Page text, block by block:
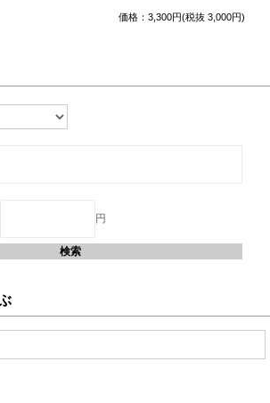
価格：3,300円(税抜 3,000円)
円